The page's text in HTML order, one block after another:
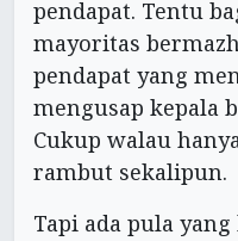
pendapat. Tentu
mayoritas
pendapat yang
mengusap kepala
Cukup walau
rambut sekalipun.
Tapi ada pula